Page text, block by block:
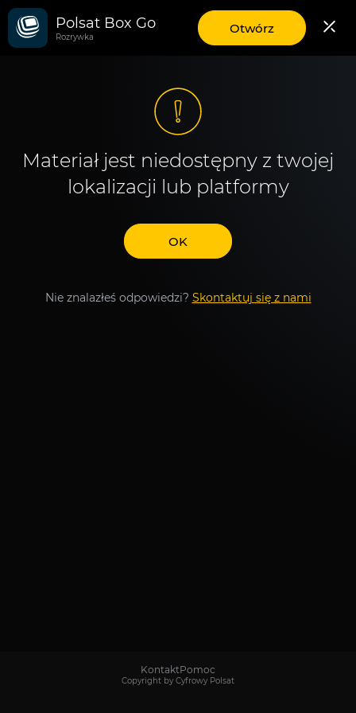
Polsat Box Go
Rozrywka
Otwórzaplikację
mobilną
Polsat
Materiał jest niedostępny z twojej
lokalizacji lub platformy
OK
Nie znalazłeś odpowiedzi? Skontaktuj się z nami
KontaktPomoc
Copyright by Cyfrowy Polsat